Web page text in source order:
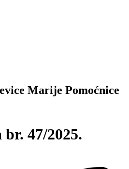
Marije Pomoćnice
47/2025.